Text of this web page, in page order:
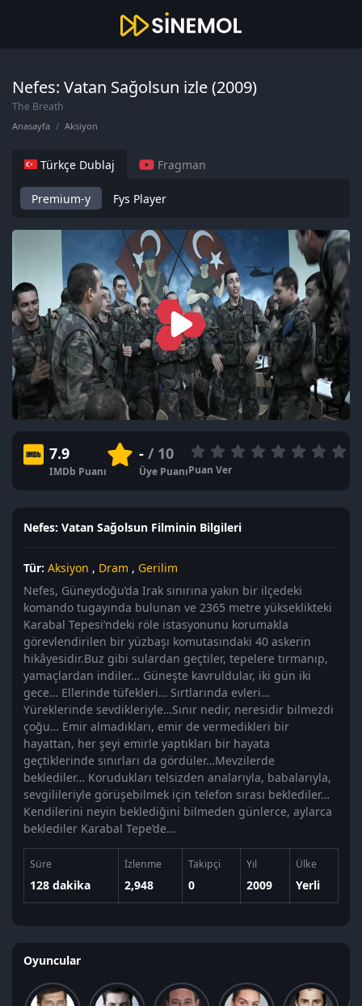
Nefes: Vatan Sağolsun izle (2009)
The Breath
Anasayfa Aksiyon
Türkçe Dublaj Fragman
Premium-y Fys Player
7.9
IMDb Puanı
-/ 10
Üye PuanıPuan Ver
Nefes: Vatan Sağolsun Filminin Bilgileri
Tür: Aksiyon , Dram , Gerilim
Nefes, Güneydoğu’da Irak sınırına yakın bir ilçedeki
komando tugayında bulunan ve 2365 metre yükseklikteki
Karabal Tepesi’ndeki röle istasyonunu korumakla
görevlendirilen bir yüzbaşı komutasındaki 40 askerin
hikâyesidir.Buz gibi sulardan geçtiler, tepelere tırmanıp,
yamaçlardan indiler… Güneşte kavruldular, iki gün iki
gece… Ellerinde tüfekleri… Sırtlarında evleri…
Yüreklerinde sevdikleriyle…Sınır nedir, neresidir bilmezdi
çoğu… Emir almadıkları, emir de vermedikleri bir
hayattan, her şeyi emirle yaptıkları bir hayata
geçtiklerinde sınırları da gördüler…Mevzilerde
beklediler… Korudukları telsizden analarıyla, babalarıyla,
sevgilileriyle görüşebilmek için telefon sırası beklediler…
Kendilerini neyin beklediğini bilmeden günlerce, aylarca
beklediler Karabal Tepe’de…
Süre
128 dakika
İzlenme
2,948
Takipçi
0
Yıl
2009
Ülke
Yerli
Oyuncular